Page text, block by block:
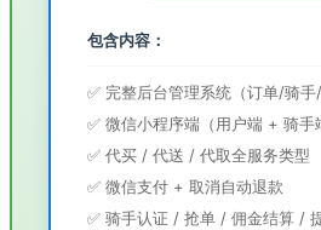
包含内容：
✅ 完整后台管理系统（订单/骑手
✅ 微信小程序端（用户端 + 骑手
✅ 代买 / 代送 / 代取全服务类型
✅ 微信支付 + 取消自动退款
✅ 骑手认证 / 抢单 / 佣金结算 /